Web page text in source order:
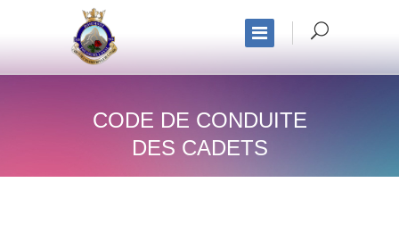
CODE DE CONDUITE
DES CADETS